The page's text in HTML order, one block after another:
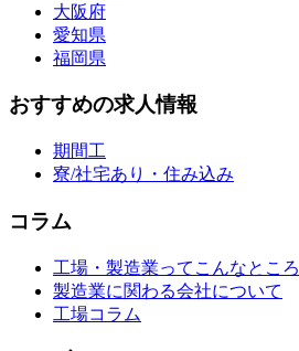
大阪府
愛知県
福岡県
おすすめの求人情報
期間工
寮/社宅あり・住み込み
コラム
工場・製造業ってこんなところ
製造業に関わる会社について
工場コラム